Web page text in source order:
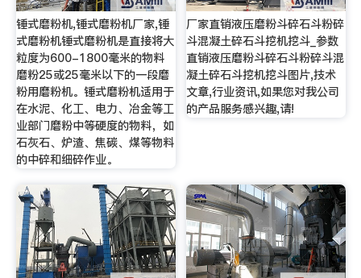
锤式磨粉机,锤式磨粉机厂家,锤
式磨粉机锤式磨粉机是直接将大
粒度为600-1800毫米的物料
磨粉25或25毫米以下的一段磨
粉用磨粉机。锤式磨粉机适用于
在水泥、化工、电力、冶金等工
业部门磨粉中等硬度的物料，如
石灰石、炉渣、焦碳、煤等物料
的中碎和细碎作业。
厂家直销液压磨粉斗碎石斗粉碎
斗混凝土碎石斗挖机挖斗_参数
直销液压磨粉斗碎石斗粉碎斗混
凝土碎石斗挖机挖斗图片,技术
文章,行业资讯,如果您对我公司
的产品服务感兴趣,请!